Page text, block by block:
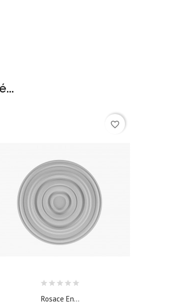
Rosace En...
favorite_border